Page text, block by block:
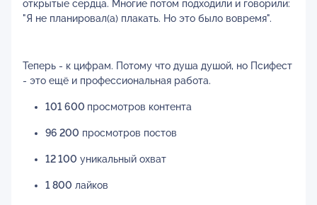
открытые сердца. Многие потом подходили и говорили:
"Я не планировал(а) плакать. Но это было вовремя".
Теперь - к цифрам. Потому что душа душой, но Псифест
- это ещё и профессиональная работа.
101 600 просмотров контента
96 200 просмотров постов
12 100 уникальный охват
1 800 лайков